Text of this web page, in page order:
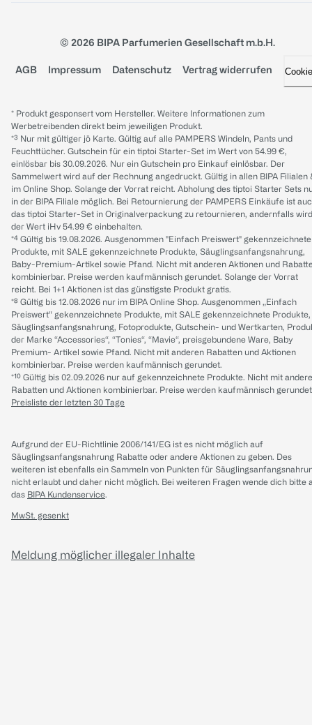
© 2026 BIPA Parfumerien Gesellschaft m.b.H.
AGB Impressum Datenschutz Vertrag widerrufen
* Produkt gesponsert vom Hersteller. Weitere Informationen zum
Werbetreibenden direkt beim jeweiligen Produkt.
*³ Nur mit gültiger jö Karte. Gültig auf alle PAMPERS Windeln, Pants und
Feuchttücher. Gutschein für ein tiptoi Starter-Set im Wert von 54.99 €,
einlösbar bis 30.09.2026. Nur ein Gutschein pro Einkauf einlösbar. Der
Sammelwert wird auf der Rechnung angedruckt. Gültig in allen BIPA Filialen
im Online Shop. Solange der Vorrat reicht. Abholung des tiptoi Starter Sets
in der BIPA Filiale möglich. Bei Retournierung der PAMPERS Einkäufe ist
das tiptoi Starter-Set in Originalverpackung zu retournieren, andernfalls wird
der Wert iHv 54.99 € einbehalten.
*⁴ Gültig bis 19.08.2026. Ausgenommen "Einfach Preiswert" gekennzeichnete
Produkte, mit SALE gekennzeichnete Produkte, Säuglingsanfangsnahrung,
Baby-Premium-Artikel sowie Pfand. Nicht mit anderen Aktionen und
kombinierbar. Preise werden kaufmännisch gerundet. Solange der Vorrat
reicht. Bei 1+1 Aktionen ist das günstigste Produkt gratis.
*⁸ Gültig bis 12.08.2026 nur im BIPA Online Shop. Ausgenommen „Einfach
Preiswert“ gekennzeichnete Produkte, mit SALE gekennzeichnete Produkte,
Säuglingsanfangsnahrung, Fotoprodukte, Gutschein- und Wertkarten,
der Marke “Accessories“, “Tonies“, “Mavie“, preisgebundene Ware, Baby
Premium- Artikel sowie Pfand. Nicht mit anderen Rabatten und Aktionen
kombinierbar. Preise werden kaufmännisch gerundet.
*¹⁰ Gültig bis 02.09.2026 nur auf gekennzeichnete Produkte. Nicht mit
Rabatten und Aktionen kombinierbar. Preise werden kaufmännisch
Preisliste der letzten 30 Tage
Aufgrund der EU-Richtlinie 2006/141/EG ist es nicht möglich auf
Säuglingsanfangsnahrung Rabatte oder andere Aktionen zu geben. Des
weiteren ist ebenfalls ein Sammeln von Punkten für
nicht erlaubt und daher nicht möglich. Bei weiteren Fragen wende dich bitte
das BIPA Kundenservice.
MwSt. gesenkt
Meldung möglicher illegaler Inhalte